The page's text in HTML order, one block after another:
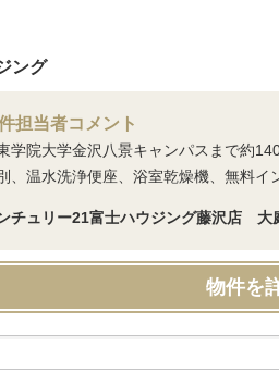
ング
担当者コメント
学院大学金沢八景キャンパスまで約
、温水洗浄便座、浴室乾燥機、無料
チュリー21富士ハウジング藤沢店 大
物件を